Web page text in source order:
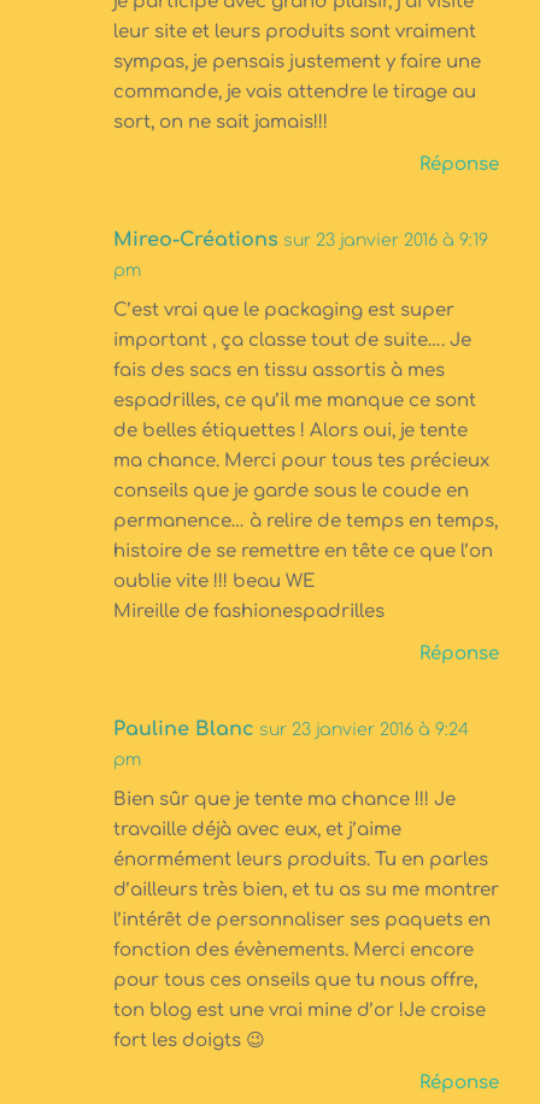
leur site et leurs produits sont vraiment
sympas, je pensais justement y faire une
commande, je vais attendre le tirage au
sort, on ne sait jamais!!!
Réponse
Mireo-Créations sur 23 janvier 2016 à 9:19
pm
C’est vrai que le packaging est super
important , ça classe tout de suite…. Je
fais des sacs en tissu assortis à mes
espadrilles, ce qu’il me manque ce sont
de belles étiquettes ! Alors oui, je tente
ma chance. Merci pour tous tes précieux
conseils que je garde sous le coude en
permanence… à relire de temps en temps,
histoire de se remettre en tête ce que l’on
oublie vite !!! beau WE
Mireille de fashionespadrilles
Réponse
Pauline Blanc sur 23 janvier 2016 à 9:24
pm
Bien sûr que je tente ma chance !!! Je
travaille déjà avec eux, et j’aime
énormément leurs produits. Tu en parles
d’ailleurs très bien, et tu as su me montrer
l’intérêt de personnaliser ses paquets en
fonction des évènements. Merci encore
pour tous ces onseils que tu nous offre,
ton blog est une vrai mine d’or !Je croise
fort les doigts 😉
Réponse